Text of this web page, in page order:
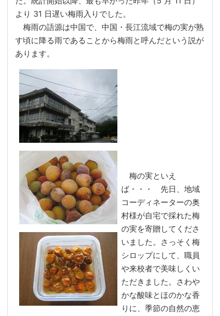
より 31 日遅い梅雨入りでした。
梅雨の語源は中国で、中国・長江流域で梅の実が熟
す頃に降る雨であることから梅雨と呼んだという説が
あります。
梅の実といえ
ば・・・ 先日、地域
コーディネーターの奥
村様が自宅で採れた梅
の実を寄贈してくださ
いました。さっそく梅
シロップにして、職員
や来校者で美味しくい
ただきました。さわや
かな酸味とほのかな香
りに、季節の自然の恵